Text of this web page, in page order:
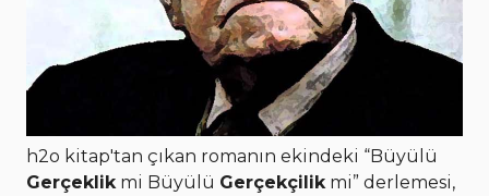
h2o kitap'tan çıkan romanın ekindeki “Büyülü
Gerçeklik mi Büyülü Gerçekçilik mi” derlemesi,